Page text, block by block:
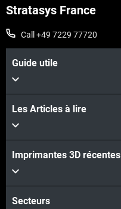
Voir plus
Stratasys France
Call +49 7229 77720
Guide utile
Les Articles à lire
Imprimantes 3D récentes
Secteurs